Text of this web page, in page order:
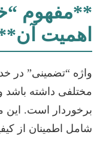
**مفهوم
اهمیت
واژه “تضمینی” در
مختلفی داشته باشد
برخوردار است. این
شامل اطمینان از